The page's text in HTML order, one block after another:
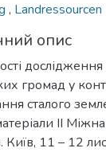
, Landressourcen
опис
громад у
сталого
IІ
Київ, 11 – 12